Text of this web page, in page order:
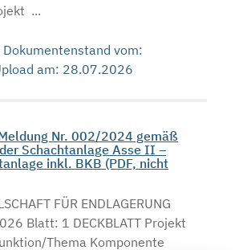
...
vom:
am: 28.07.2026
Nr. 002/2024 gemäß
Schachtanlage Asse II –
inkl. BKB (PDF, nicht
FÜR ENDLAGERUNG
Blatt: 1 DECKBLATT Projekt
Thema Komponente